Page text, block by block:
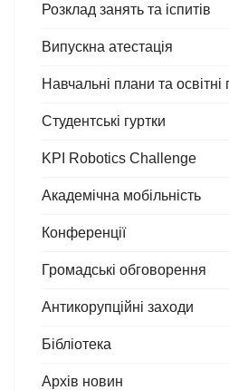
Розклад занять та іспитів
Випускна атестація
Навчальні плани та
Студентські гуртки
KPI Robotics Challenge
Академічна мобільність
Конференції
Громадські обговорення
Антикорупційні заходи
Бібліотека
Архів новин